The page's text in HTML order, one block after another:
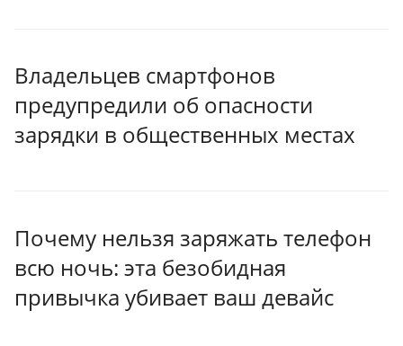
Владельцев смартфонов
предупредили об опасности
зарядки в общественных местах
Почему нельзя заряжать телефон
всю ночь: эта безобидная
привычка убивает ваш девайс